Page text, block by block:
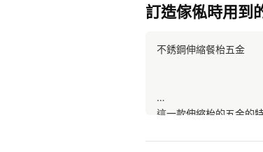
訂造傢俬時用到
不銹鋼伸縮餐枱五金
這一款伸縮枱的五金的
的枱用，如果櫃深是